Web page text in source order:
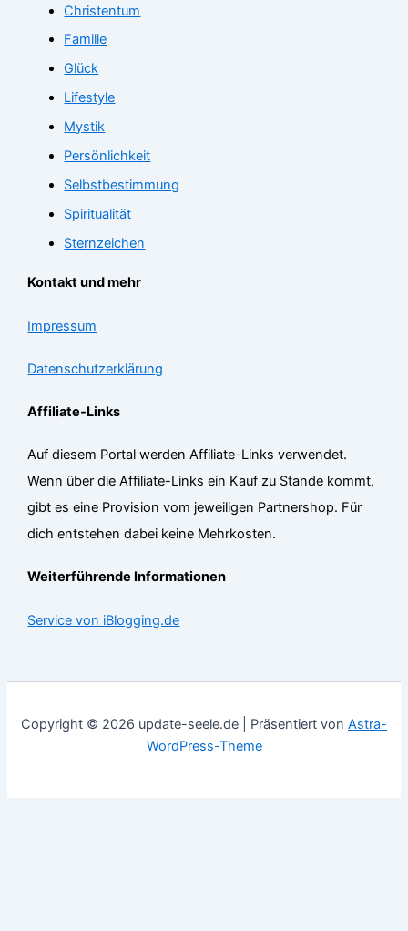
Christentum
Familie
Glück
Lifestyle
Mystik
Persönlichkeit
Selbstbestimmung
Spiritualität
Sternzeichen
Kontakt und mehr
Impressum
Datenschutzerklärung
Affiliate-Links
Auf diesem Portal werden Affiliate-Links verwendet.
Wenn über die Affiliate-Links ein Kauf zu Stande kommt,
gibt es eine Provision vom jeweiligen Partnershop. Für
dich entstehen dabei keine Mehrkosten.
Weiterführende Informationen
Service von iBlogging.de
Copyright © 2026 update-seele.de | Präsentiert von Astra-
WordPress-Theme